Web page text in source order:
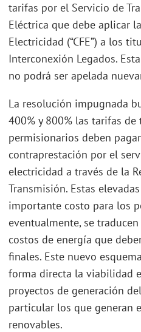
tarifas por el Servicio de
Eléctrica que debe aplicar
Electricidad (“CFE”) a los
Interconexión Legados.
no podrá ser apelada
La resolución impugnada
400% y 800% las tarifas
permisionarios deben
contraprestación por el
electricidad a través de la
Transmisión. Estas
importante costo para los
eventualmente, se
costos de energía que
finales. Este nuevo
forma directa la viabilidad
proyectos de generación
particular los que generan
renovables.